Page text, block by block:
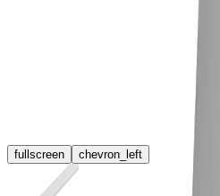
fullscreen chevron_left